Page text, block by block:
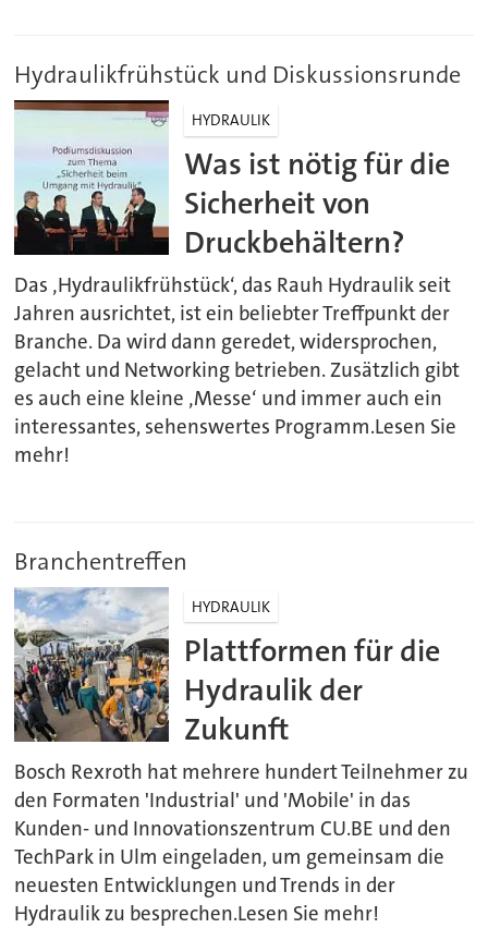
Hydraulikfrühstück und Diskussionsrunde
HYDRAULIK
Was ist nötig für die
Sicherheit von
Druckbehältern?
Das ‚Hydraulikfrühstück‘, das Rauh Hydraulik seit
Jahren ausrichtet, ist ein beliebter Treffpunkt der
Branche. Da wird dann geredet, widersprochen,
gelacht und Networking betrieben. Zusätzlich gibt
es auch eine kleine ‚Messe‘ und immer auch ein
interessantes, sehenswertes Programm.Lesen Sie
mehr!
Branchentreffen
HYDRAULIK
Plattformen für die
Hydraulik der
Zukunft
Bosch Rexroth hat mehrere hundert Teilnehmer zu
den Formaten 'Industrial' und 'Mobile' in das
Kunden- und Innovationszentrum CU.BE und den
TechPark in Ulm eingeladen, um gemeinsam die
neuesten Entwicklungen und Trends in der
Hydraulik zu besprechen.Lesen Sie mehr!